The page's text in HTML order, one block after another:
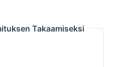
Takaamiseksi